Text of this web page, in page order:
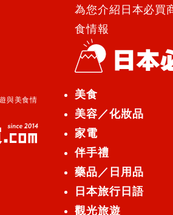
與美食情
為您介紹日本必買
食情報
美食
美容／化妝品
家電
伴手禮
藥品／日用品
日本旅行日語
觀光旅遊
阪‧烤雞串專售店「焼き鳥 すみ
）」
雞串職人經營，僅有